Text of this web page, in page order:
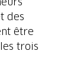
des
être
trois